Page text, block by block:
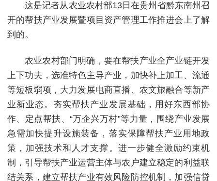
这是记者从农业农村部13日在贵州省黔东南州召
开的帮扶产业发展暨项目资产管理工作推进会上了解
到的。
农业农村部门明确，要在帮扶产业全产业链开发
上下功夫，选准特色主导产业，加快补上加工、流通
等短板弱项，大力发展电商直播、农文旅融合等新产
业新业态。夯实帮扶产业发展基础，用好东西部协
作、定点帮扶、“万企兴万村”等力量，围绕产业发展
急需加快提升设施装备，落实保障帮扶产业用地政
策，加强技术和人才支撑。进一步健全激励约束机
制，引导帮扶产业运营主体与农户建立稳定的利益联
结关系，建立帮扶产业有效风险防控机制，加强信贷